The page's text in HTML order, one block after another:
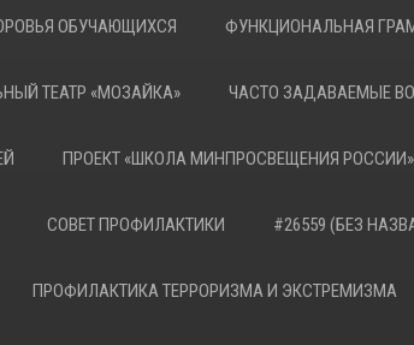
ОБУЧАЮЩИХСЯ ФУНКЦИОНАЛЬНАЯ
ТЕАТР «МОЗАЙКА» ЧАСТО ЗАДАВАЕМЫЕ
ПРОЕКТ «ШКОЛА МИНПРОСВЕЩЕНИЯ РОССИИ»
СОВЕТ ПРОФИЛАКТИКИ #26559 (БЕЗ
ПРОФИЛАКТИКА ТЕРРОРИЗМА И ЭКСТРЕМИЗМА